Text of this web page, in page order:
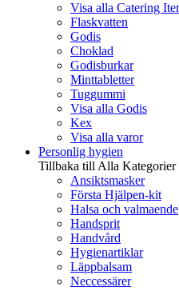
Visa alla Catering
Flaskvatten
Godis
Choklad
Godisburkar
Minttabletter
Tuggummi
Visa alla Godis
Kex
Visa alla varor
Personlig hygien
Tillbaka till Alla Kategorier
Ansiktsmasker
Första Hjälpen-kit
Halsa och valmaende
Handsprit
Handvård
Hygienartiklar
Läppbalsam
Neccessärer